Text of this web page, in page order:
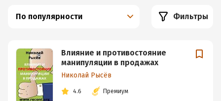
По популярности Фильтры
Влияние и противостояние
манипуляции в продажах
Николай Рысёв
4.6 Премиум